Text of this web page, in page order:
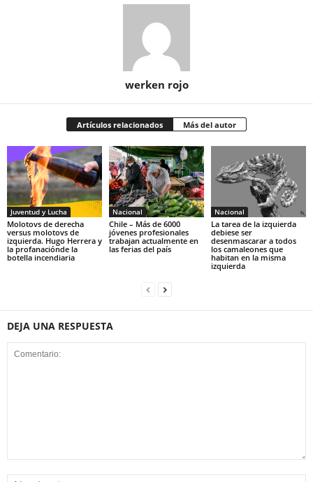
werken rojo
Artículos relacionados Más del autor
Juventud y Lucha
Molotovs de derecha
versus molotovs de
izquierda. Hugo Herrera y
la profanaciónde la
botella incendiaria
Nacional
Chile – Más de 6000
jóvenes profesionales
trabajan actualmente en
las ferias del país
Nacional
La tarea de la izquierda
debiese ser
desenmascarar a todos
los camaleones que
habitan en la misma
izquierda
DEJA UNA RESPUESTA